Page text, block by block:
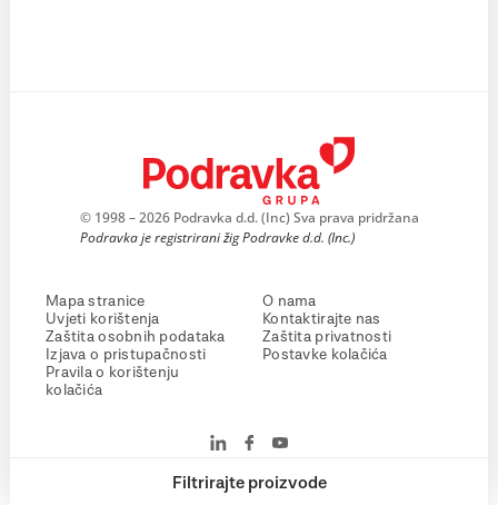
Filtrirajte proizvode
© 1998 – 2026 Podravka d.d. (Inc) Sva prava pridržana
Podravka je registrirani žig Podravke d.d. (Inc.)
Mapa stranice
Uvjeti korištenja
Zaštita osobnih podataka
Izjava o pristupačnosti
Pravila o korištenju
kolačića
O nama
Kontaktirajte nas
Zaštita privatnosti
Postavke kolačića